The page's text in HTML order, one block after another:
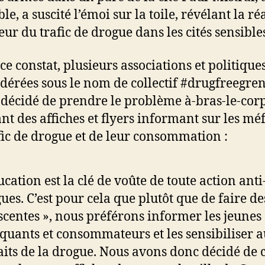
a suscité l’émoi sur la toile, révélant la
du trafic de drogue dans les cités
constat, plusieurs associations et
sous le nom de collectif
de prendre le problème à-bras-le-
des affiches et flyers informant sur les
de drogue et de leur consommation :
est la clé de voûte de toute action
C’est pour cela que plutôt que de faire
», nous préférons informer les jeunes
et consommateurs et les sensibiliser
de la drogue. Nous avons donc décidé de